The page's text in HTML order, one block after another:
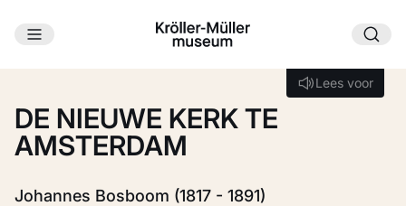
Ga naar hoofdinhoud
Lees voor
Lees voor
DE NIEUWE KERK TE
AMSTERDAM
Johannes Bosboom (1817 - 1891)